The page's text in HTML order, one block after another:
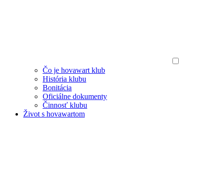
Čo je hovawart klub
História klubu
Bonitácia
Oficiálne dokumenty
Činnosť klubu
Život s hovawartom